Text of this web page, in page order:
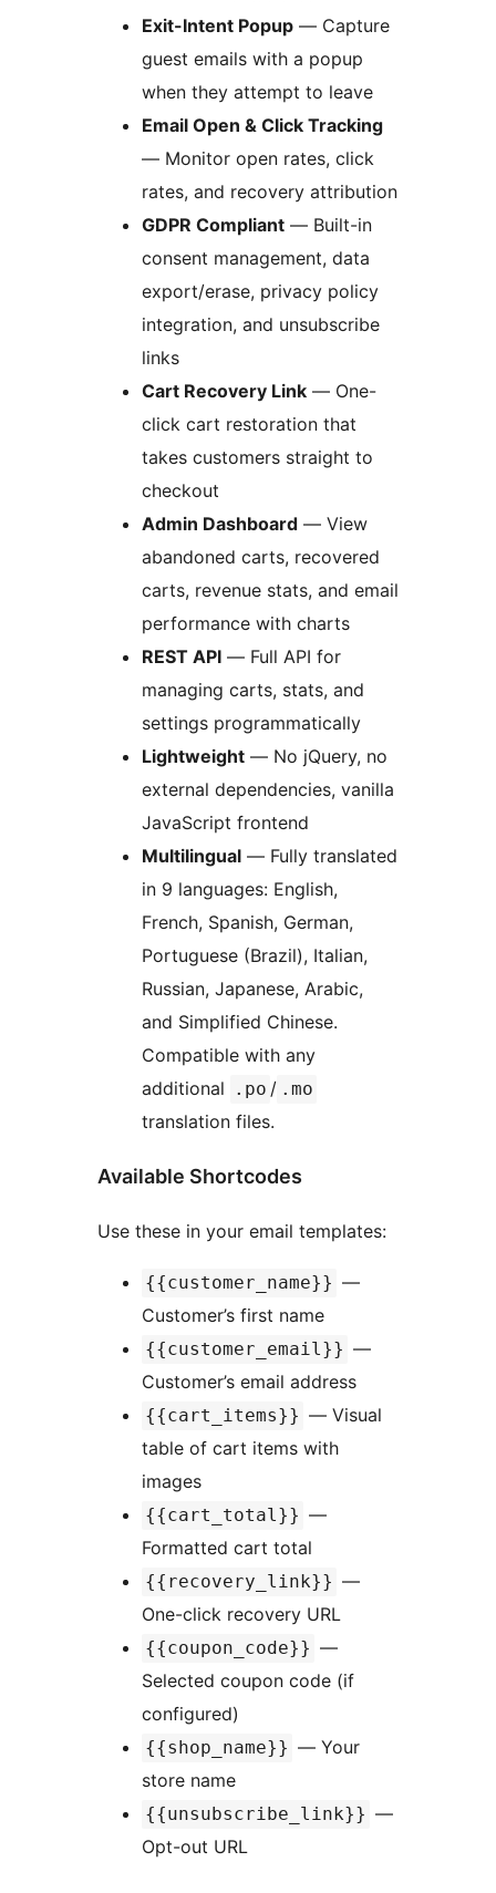
Exit-Intent Popup — Capture
guest emails with a popup
when they attempt to leave
Email Open & Click Tracking
— Monitor open rates, click
rates, and recovery attribution
GDPR Compliant — Built-in
consent management, data
export/erase, privacy policy
integration, and unsubscribe
links
Cart Recovery Link — One-
click cart restoration that
takes customers straight to
checkout
Admin Dashboard — View
abandoned carts, recovered
carts, revenue stats, and email
performance with charts
REST API — Full API for
managing carts, stats, and
settings programmatically
Lightweight — No jQuery, no
external dependencies, vanilla
JavaScript frontend
Multilingual — Fully translated
in 9 languages: English,
French, Spanish, German,
Portuguese (Brazil), Italian,
Russian, Japanese, Arabic,
and Simplified Chinese.
Compatible with any
additional
.po / .mo
translation files.
Available Shortcodes
Use these in your email templates:
{{customer_name}} —
Customer’s first name
{{customer_email}} —
Customer’s email address
{{cart_items}} — Visual
table of cart items with
images
{{cart_total}} —
Formatted cart total
{{recovery_link}} —
One-click recovery URL
{{coupon_code}} —
Selected coupon code (if
configured)
{{shop_name}} — Your
store name
{{unsubscribe_link}} —
Opt-out URL